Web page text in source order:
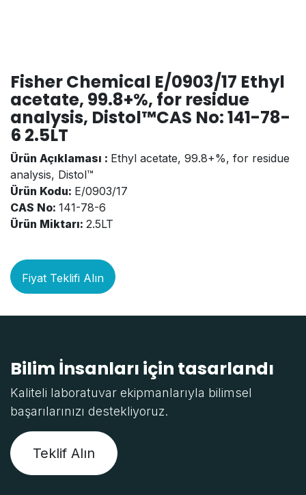
Fisher Chemical E/0903/17 Ethyl
acetate, 99.8+%, for residue
analysis, Distol™CAS No: 141-78-
6 2.5LT
Ürün Açıklaması : Ethyl acetate, 99.8+%, for residue
analysis, Distol™
Ürün Kodu: E/0903/17
CAS No: 141-78-6
Ürün Miktarı: 2.5LT
Fiyat Teklifi Alın
Bilim İnsanları için tasarlandı
Kaliteli laboratuvar ekipmanlarıyla bilimsel
başarılarınızı destekliyoruz.
Teklif Alın